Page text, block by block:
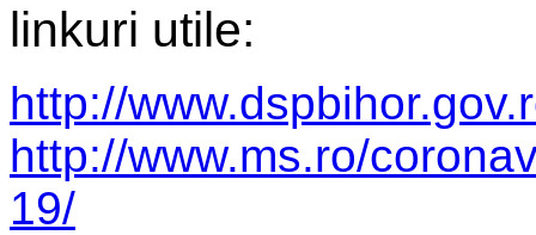
linkuri utile:
http://
http://www.ms.ro/
19/